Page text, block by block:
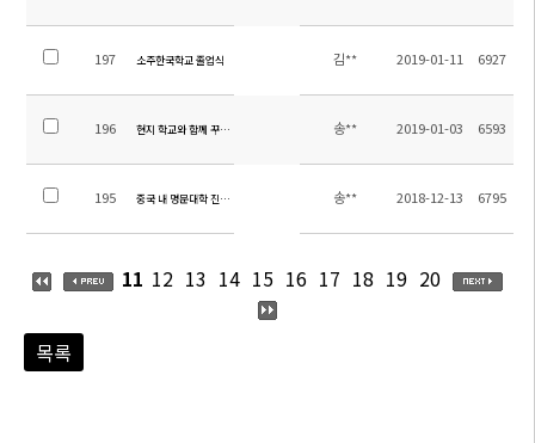
197 소주한국학교 졸업식 김** 2019-01-11 6927
196 현지 학교와 함께 꾸며가는 초등 학예 발표회 송** 2019-01-03 6593
195 중국 내 명문대학 진학의 발판 마련-영회국제학교와 MOU체결
송** 2018-12-13 6795
11 12 13 14 15 16 17 18 19 20
목록